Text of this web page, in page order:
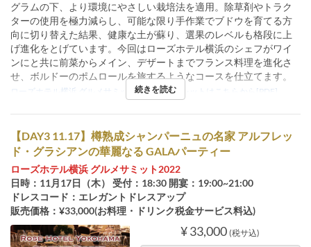
グラムの下、より環境にやさしい栽培法を適用。除草剤やトラク
ターの使用を極力減らし、可能な限り手作業でブドウを育てる方
向に切り替えた結果、健康な土が蘇り、選果のレベルも格段に上
げ進化をとげています。今回はローズホテル横浜のシェフがワイ
ンにと共に前菜からメイン、デザートまでフランス料理を進化さ
せ、ボルドーのポムロールを旅するようなコースを仕立てます。
ローズホテル横浜 グルメサミット2022パンフレットはこちらから[PDF]
続きを読む
【DAY3 11.17】樽熟成シャンパーニュの名家 アルフレッ
ド・グラシアンの華麗なる GALAパーティー
ローズホテル横浜 グルメサミット2022
日時：11月17日（木） 受付：18:30 開宴：19:00~21:00
ドレスコード：エレガントドレスアップ
販売価格：¥33,000(お料理・ドリンク税金サービス料込)
¥ 33,000 (税サ込)